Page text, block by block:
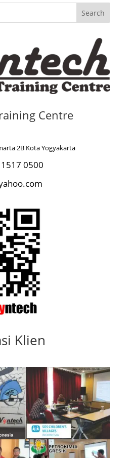
Search
Centre
2B Kota Yogyakarta
0500
Klien